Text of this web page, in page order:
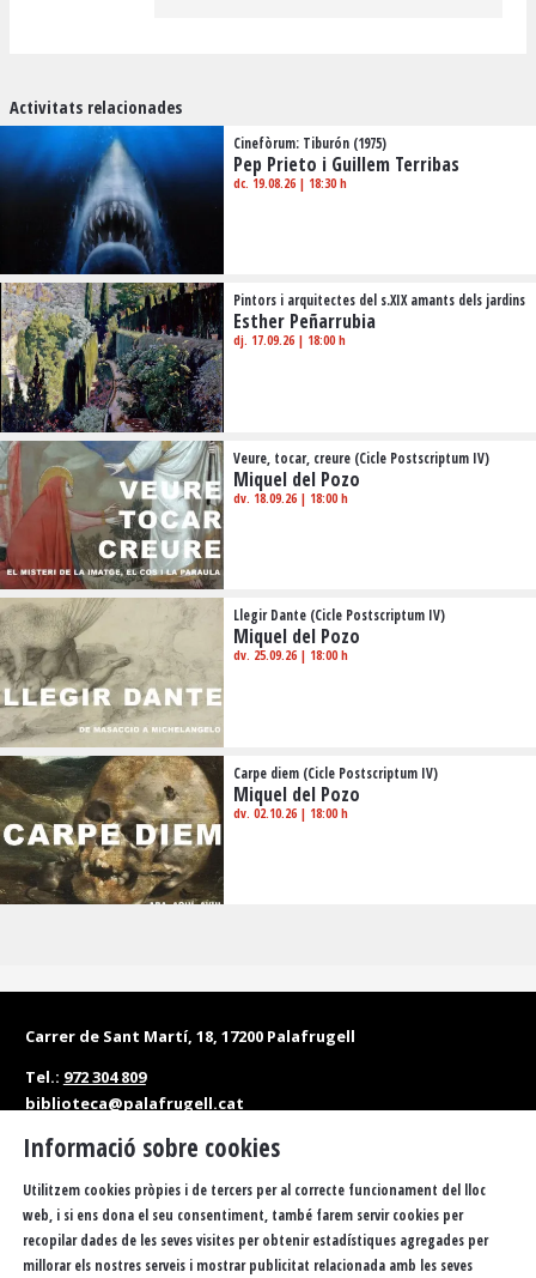
Activitats relacionades
Cinefòrum: Tiburón (1975)
Pep Prieto i Guillem Terribas
dc. 19.08.26| 18:30 h
Pintors i arquitectes del s.XIX amants dels jardins
Esther Peñarrubia
dj. 17.09.26| 18:00 h
Veure, tocar, creure (Cicle Postscriptum IV)
Miquel del Pozo
dv. 18.09.26| 18:00 h
Llegir Dante (Cicle Postscriptum IV)
Miquel del Pozo
dv. 25.09.26| 18:00 h
Carpe diem (Cicle Postscriptum IV)
Miquel del Pozo
dv. 02.10.26| 18:00 h
Carrer de Sant Martí, 18, 17200 Palafrugell
Tel.: 972 304 809
biblioteca@palafrugell.cat
Matins: de dilluns a dissabte, de 10 a 13.30 h
Accessibilitat Política de privacitat
Sitemap
Informació sobre cookies
Utilitzem cookies pròpies i de tercers per al correcte funcionament del lloc
web, i si ens dona el seu consentiment, també farem servir cookies per
recopilar dades de les seves visites per obtenir estadístiques agregades per
millorar els nostres serveis i mostrar publicitat relacionada amb les seves